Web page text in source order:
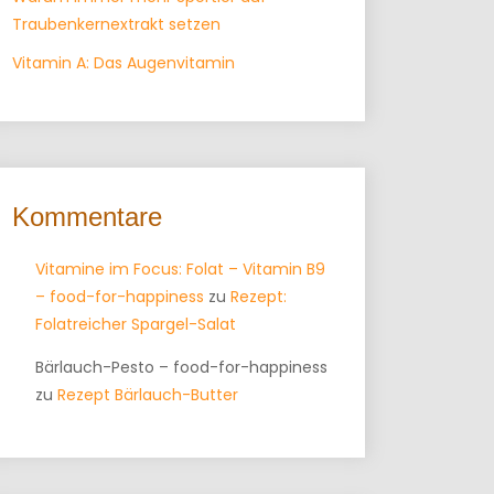
Traubenkernextrakt setzen
Vitamin A: Das Augenvitamin
Kommentare
Vitamine im Focus: Folat – Vitamin B9
– food-for-happiness zu Rezept:
Folatreicher Spargel-Salat
Bärlauch-Pesto – food-for-happiness
zu Rezept Bärlauch-Butter